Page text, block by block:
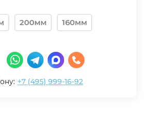
200мм 160мм
+7 (495) 999-16-92